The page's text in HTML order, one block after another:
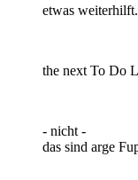
etwas weiterhilft.
the next To Do
- nicht -
das sind arge